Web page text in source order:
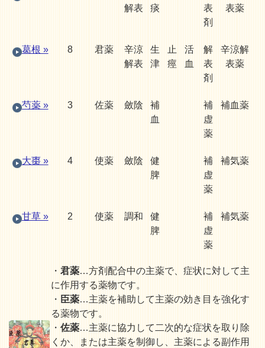
解表 痰
表
剤
表薬
葛根 » 8 君薬
辛涼
解表
生
津
止
痙
活
血
解
表
剤
辛涼解
表薬
芍薬 » 3 佐薬 斂陰
補
血
補
虚
薬
補血薬
大棗 » 4 使薬 斂陰
健
脾
補
虚
薬
補気薬
甘草 » 2 使薬 調和
健
脾
補
虚
薬
補気薬
・君薬…方剤配合中の主薬で、症状に対して主
に作用する薬物です。
・ 臣薬…主薬を補助して主薬の効き目を強化す
る薬物です。
・佐薬…主薬に協力して二次的な症状を取り除
くか、または主薬を制御し、主薬による副作用